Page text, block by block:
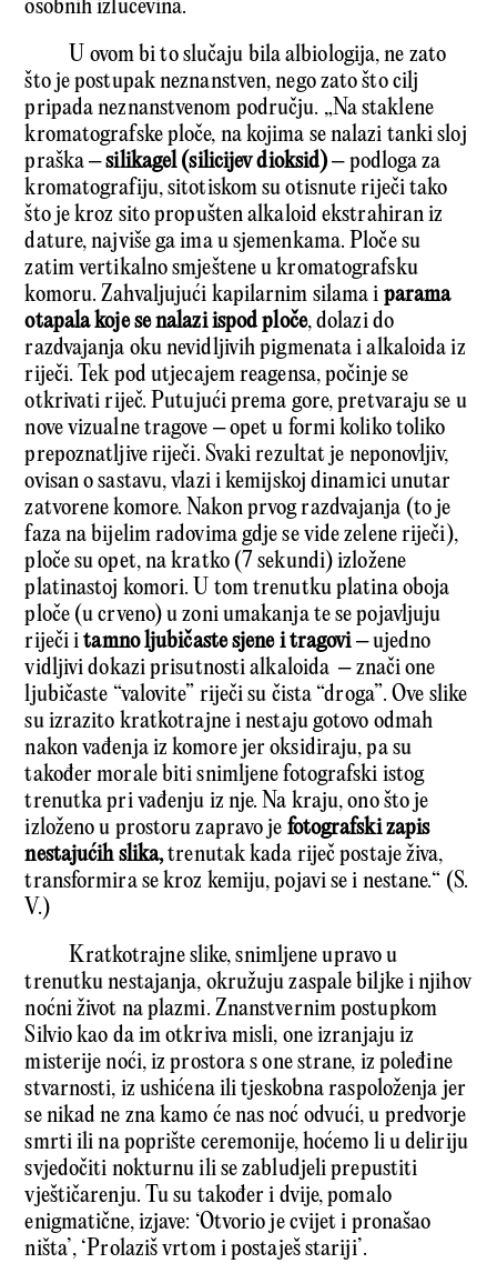
osobnih izlučevina.
U ovom bi to slučaju bila albiologija, ne zato
što je postupak neznanstven, nego zato što cilj
pripada neznanstvenom području. „Na staklene
kromatografske ploče, na kojima se nalazi tanki sloj
praška –silikagel (silicijev dioksid)– podloga za
kromatografiju, sitotiskom su otisnute riječi tako
što je kroz sito propušten alkaloid ekstrahiran iz
dature, najviše ga ima u sjemenkama. Ploče su
zatim vertikalno smještene u kromatografsku
komoru. Zahvaljujući kapilarnim silama i parama
otapala koje se nalazi ispod ploče, dolazi do
razdvajanja oku nevidljivih pigmenata i alkaloida iz
riječi. Tek pod utjecajem reagensa, počinje se
otkrivati riječ. Putujući prema gore, pretvaraju se u
nove vizualne tragove – opet u formi koliko toliko
prepoznatljive riječi. Svaki rezultat je neponovljiv,
ovisan o sastavu, vlazi i kemijskoj dinamici unutar
zatvorene komore. Nakon prvog razdvajanja (to je
faza na bijelim radovima gdje se vide zelene riječi),
ploče su opet, na kratko (7 sekundi) izložene
platinastoj komori. U tom trenutku platina oboja
ploče (u crveno) u zoni umakanja te se pojavljuju
riječi itamno ljubičaste sjene i tragovi– ujedno
vidljivi dokazi prisutnosti alkaloida – znači one
ljubičaste “valovite” riječi su čista “droga”. Ove slike
su izrazito kratkotrajne i nestaju gotovo odmah
nakon vađenja iz komore jer oksidiraju, pa su
također morale biti snimljene fotografski istog
trenutka pri vađenju iz nje. Na kraju, ono što je
izloženo u prostoru zapravo je fotografski zapis
nestajućih slika,trenutak kada riječ postaje živa,
transformira se kroz kemiju, pojavi se i nestane.“ (S.
V.)
Kratkotrajne slike, snimljene upravo u
trenutku nestajanja, okružuju zaspale biljke i njihov
noćni život na plazmi. Znanstvernim postupkom
Silvio kao da im otkriva misli, one izranjaju iz
misterije noći, iz prostora s one strane, iz poleđine
stvarnosti, iz ushićena ili tjeskobna raspoloženja jer
se nikad ne zna kamo će nas noć odvući, u predvorje
smrti ili na poprište ceremonije, hoćemo li u deliriju
svjedočiti nokturnu ili se zabludjeli prepustiti
vještičarenju. Tu su također i dvije, pomalo
enigmatične, izjave: ‘Otvorio je cvijet i pronašao
ništa’, ‘Prolaziš vrtom i postaješ stariji’.